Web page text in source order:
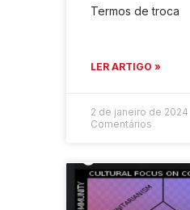
Termos de troca
LER ARTIGO »
2 de janeiro de 2024
Comentários